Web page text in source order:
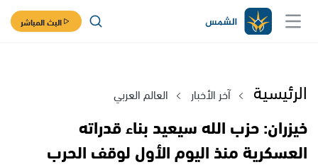
البث المباشر
الرئيسية آخر الأخبار العالم العربي
خيزران: حزب الله سيعيد بناء قدراته
العسكرية منذ اليوم الأول لوقف الحرب